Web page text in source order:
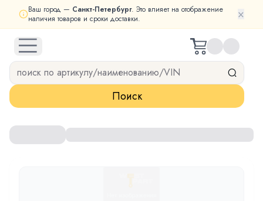
Ваш город — Санкт-Петербург. Это влияет на отображение
наличия товаров и сроки доставки.
×
open navigation menu
Поиск